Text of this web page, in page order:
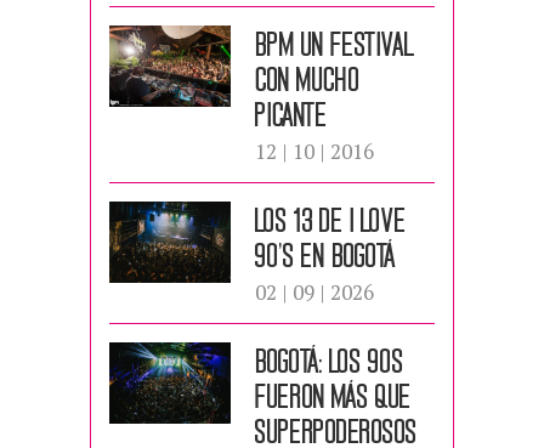
Bpm un festival
con mucho
picante
12 | 10 | 2016
LOS 13 DE I LOVE
90’S EN BOGOTÁ
02 | 09 | 2026
BOGOTÁ: LOS 90S
FUERON MÁS QUE
SUPERPODEROSOS